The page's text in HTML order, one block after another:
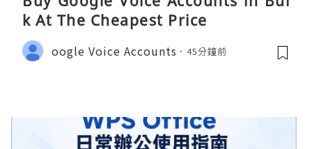
k At The Cheapest Price
oogle Voice Accounts 45分鐘前